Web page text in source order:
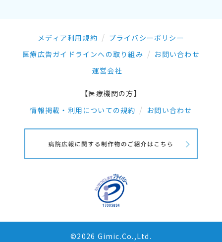
メディア利用規約
プライバシーポリシー
医療広告ガイドラインへの取り組み
お問い合わせ
運営会社
【医療機関の方】
情報掲載・利用についての規約
お問い合わせ
©2026 Gimic.Co.,Ltd.